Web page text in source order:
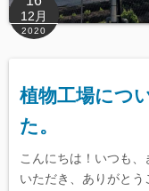
12月
2020
植物工場につ
た。
こんにちは！いつも
いただき、ありがと